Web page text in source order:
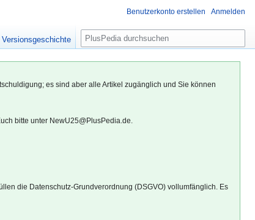
es sind aber alle Artikel zugänglich und Sie können
bitte unter NewU25@PlusPedia.de.
die Datenschutz-Grundverordnung (DSGVO) vollumfänglich. Es
Benutzerkonto erstellen Anmelden
Versionsgeschichte
S
u
c
e